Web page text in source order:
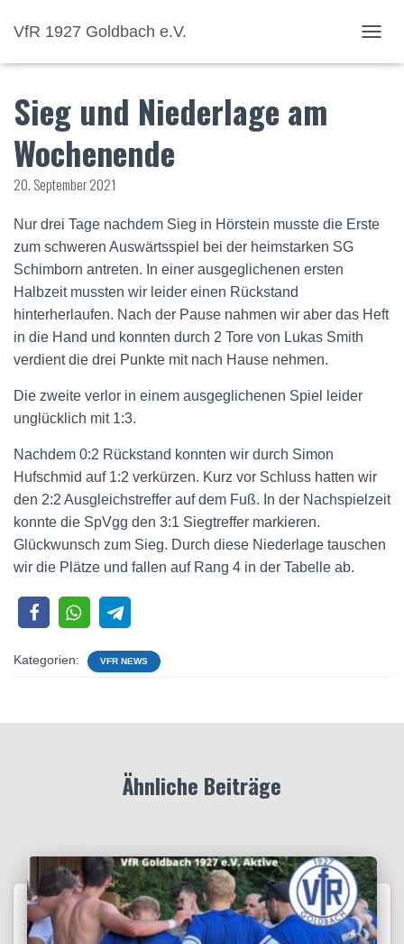
VfR 1927 Goldbach e.V.
Sieg und Niederlage am
Wochenende
20. September 2021
Nur drei Tage nachdem Sieg in Hörstein musste die Erste
zum schweren Auswärtsspiel bei der heimstarken SG
Schimborn antreten. In einer ausgeglichenen ersten
Halbzeit mussten wir leider einen Rückstand
hinterherlaufen. Nach der Pause nahmen wir aber das Heft
in die Hand und konnten durch 2 Tore von Lukas Smith
verdient die drei Punkte mit nach Hause nehmen.
Die zweite verlor in einem ausgeglichenen Spiel leider
unglücklich mit 1:3.
Nachdem 0:2 Rückstand konnten wir durch Simon
Hufschmid auf 1:2 verkürzen. Kurz vor Schluss hatten wir
den 2:2 Ausgleichstreffer auf dem Fuß. In der Nachspielzeit
konnte die SpVgg den 3:1 Siegtreffer markieren.
Glückwunsch zum Sieg. Durch diese Niederlage tauschen
wir die Plätze und fallen auf Rang 4 in der Tabelle ab.
Kategorien: VFR NEWS
Ähnliche Beiträge